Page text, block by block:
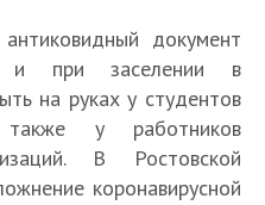
документ
и при заселении в
на руках у студентов
у работников
В Ростовской
коронавирусной